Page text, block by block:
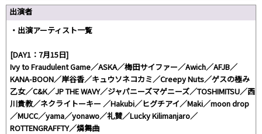
出演者
・出演アーティスト一覧
[DAY1：7月15日]
Ivy to Fraudulent Game／ASKA／梅田サイファー／Awich／AFJB／
KANA-BOON／岸谷香／キュウソネコカミ／Creepy Nuts／ゲスの極み
乙女／C&K／JP THE WAVY／ジャパニーズマゲニーズ／TOSHIMITSU／西
川貴教／ネクライトーキー ／Hakubi／ヒグチアイ／Maki／moon drop
／MUCC／yama／yonawo／礼賛／Lucky Kilimanjaro／
ROTTENGRAFFTY／燐舞曲